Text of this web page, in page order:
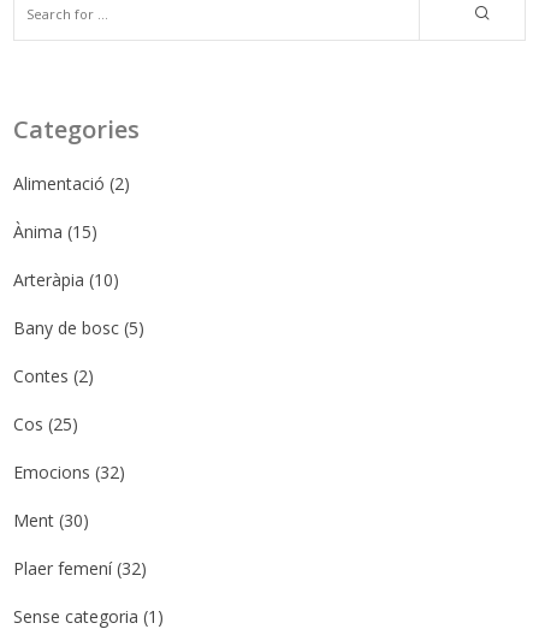
Categories
Alimentació (2)
Ànima (15)
Arteràpia (10)
Bany de bosc (5)
Contes (2)
Cos (25)
Emocions (32)
Ment (30)
Plaer femení(32)
Sense categoria (1)